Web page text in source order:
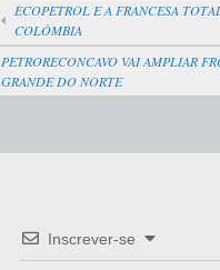
ECOPETROL E A FRANCESA
COLÔMBIA
PETRORECONCAVO VAI AMPLIAR
GRANDE DO NORTE
Inscrever-se